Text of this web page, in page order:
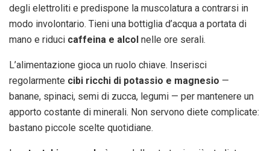
degli elettroliti e predispone la muscolatura a contrarsi in
modo involontario. Tieni una bottiglia d’acqua a portata di
mano e riduci caffeina e alcol nelle ore serali.
L’alimentazione gioca un ruolo chiave. Inserisci
regolarmente cibi ricchi di potassio e magnesio —
banane, spinaci, semi di zucca, legumi — per mantenere un
apporto costante di minerali. Non servono diete complicate:
bastano piccole scelte quotidiane.